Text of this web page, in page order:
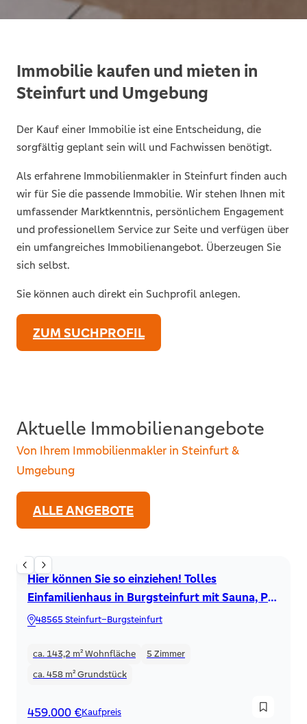
Immobilie kaufen und mieten in
Steinfurt und Umgebung
Der Kauf einer Immobilie ist eine Entscheidung, die
sorgfältig geplant sein will und Fachwissen benötigt.
Als erfahrene Immobilienmakler in Steinfurt finden auch
wir für Sie die passende Immobilie. Wir stehen Ihnen mit
umfassender Marktkenntnis, persönlichem Engagement
und professionellem Service zur Seite und verfügen über
ein umfangreiches Immobilienangebot. Überzeugen Sie
sich selbst.
Sie können auch direkt ein Suchprofil anlegen.
ZUM SUCHPROFIL
Aktuelle Immobilienangebote
Von Ihrem Immobilienmakler in Steinfurt &
Umgebung
ALLE ANGEBOTE
Hier können Sie so einziehen! Tolles
Einfamilienhaus in Burgsteinfurt mit Sauna, PV
und Garage!
48565 Steinfurt–Burgsteinfurt
ca. 143,2 m²Wohnfläche 5 Zimmer
ca. 458 m²Grundstück
459.000 €Kaufpreis